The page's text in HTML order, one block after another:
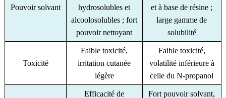
Pouvoir solvant
hydrosolubles et
alcoolosolubles ; fort
pouvoir nettoyant
et à base de résine ;
large gamme de
solubilité
Toxicité
Faible toxicité,
irritation cutanée
légère
Faible toxicité,
volatilité inférieure à
celle du N-propanol
Efficacité de
Fort pouvoir solvant,